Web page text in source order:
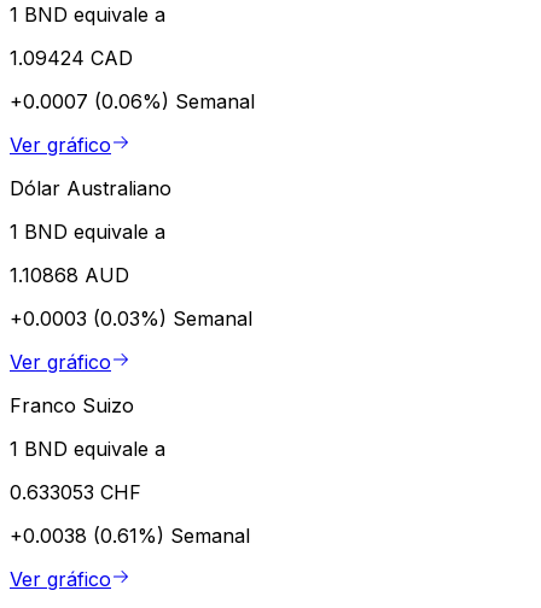
1 BND equivale a
1.09424 CAD
+0.0007 (0.06%) Semanal
Ver gráfico
Dólar Australiano
1 BND equivale a
1.10868 AUD
+0.0003 (0.03%) Semanal
Ver gráfico
Franco Suizo
1 BND equivale a
0.633053 CHF
+0.0038 (0.61%) Semanal
Ver gráfico